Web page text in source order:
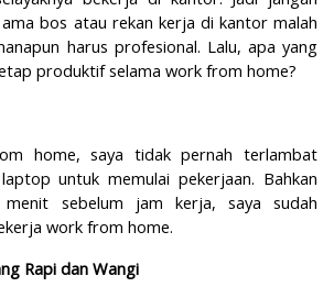
bos atau rekan kerja di kantor malah
harus profesional. Lalu, apa yang
produktif selama work from home?
home, saya tidak pernah terlambat
untuk memulai pekerjaan. Bahkan
sebelum jam kerja, saya sudah
work from home.
Rapi dan Wangi